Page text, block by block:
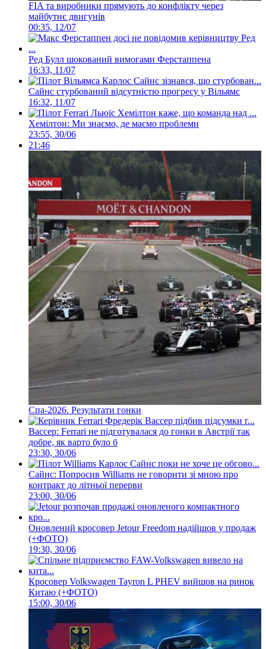
FIA та виробники прямують до конфлікту через
майбутнє двигунів
00:35, 12/07
Ред Булл шокований вимогами Ферстаппена
16:33, 11/07
Сайнс стурбований відсутністю прогресу у Вільямс
16:32, 11/07
Хемілтон: Ми знаємо, де маємо проблеми
23:55, 30/06
21:46
Спа-2026. Результати гонки
Вассер: Ferrari не підготувалася до гонки в Австрії так
добре, як варто було б
23:30, 30/06
Сайнс: Попросив Williams не говорити зі мною про
контракт до літньої перерви
23:00, 30/06
Оновлений кросовер Jetour Freedom надійшов у продаж
(+ФОТО)
19:30, 30/06
Кросовер Volkswagen Tayron L PHEV вийшов на ринок
Китаю (+ФОТО)
15:00, 30/06